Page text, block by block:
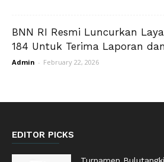
BNN RI Resmi Luncurkan
184 Untuk Terima Laporan
Admin - February 22, 2026
EDITOR PICKS